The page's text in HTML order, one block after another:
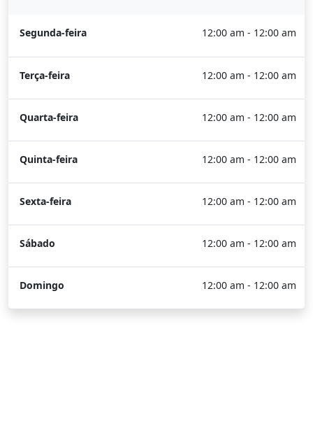
Segunda-feira 12:00 am - 12:00 am
Terça-feira 12:00 am - 12:00 am
Quarta-feira 12:00 am - 12:00 am
Quinta-feira 12:00 am - 12:00 am
Sexta-feira 12:00 am - 12:00 am
Sábado 12:00 am - 12:00 am
Domingo 12:00 am - 12:00 am